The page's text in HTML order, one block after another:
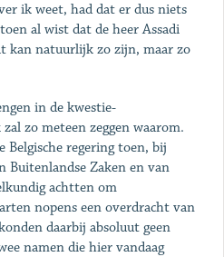
ik weet, had dat er dus niets
al wist dat de heer Assadi
kan natuurlijk zo zijn, maar zo
in de kwestie-
zo meteen zeggen waarom.
Belgische regering toen, bij
Buitenlandse Zaken en van
achtten om
nopens een overdracht van
daarbij absoluut geen
namen die hier vandaag